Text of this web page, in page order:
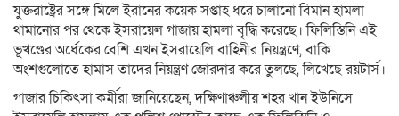
যুক্তরাষ্ট্রের সঙ্গে মিলে ইরানের কয়েক সপ্তাহ ধরে চালানো বিমান হামলা
থামানোর পর থেকে ইসরায়েল গাজায় হামলা বৃদ্ধি করেছে। ফিলিস্তিনি এই
ভূখণ্ডের অর্ধেকের বেশি এখন ইসরায়েলি বাহিনীর নিয়ন্ত্রণে, বাকি
অংশগুলোতে হামাস তাদের নিয়ন্ত্রণ জোরদার করে তুলছে, লিখেছে রয়টার্স।
গাজার চিকিৎসা কর্মীরা জানিয়েছেন, দক্ষিণাঞ্চলীয় শহর খান ইউনিসে